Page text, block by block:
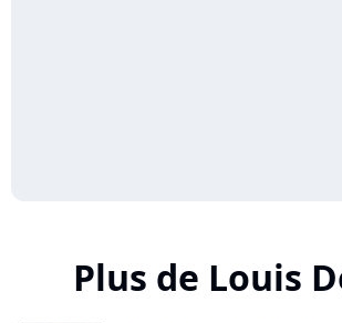
Plus de Louis